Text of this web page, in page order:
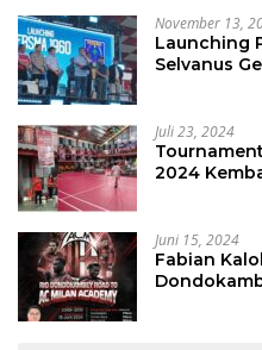
November 13,
Launching
Selvanus
Juli 23, 2024
2024
Juni 15, 2024
Fabian